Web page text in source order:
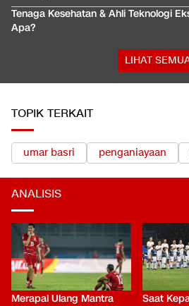
Tenaga Kesehatan & Ahli Teknologi
Apa?
LIHAT
TOPIK TERKAIT
umar basri penganiayaan
ANALISIS
Merapal Ulang Mantra
Saat